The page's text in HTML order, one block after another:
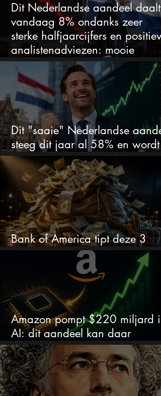
Dit Nederlandse aandeel daalt
vandaag 8% ondanks zeer
sterke halfjaarcijfers en positieve
analistenadviezen: mooie
koopkans?
Dit "saaie" Nederlandse
steeg dit jaar al 58% en wordt
volgens analisten onderschat
Bank of America tipt deze 3
chipaandelen
Amazon pompt $220 miljard in
AI: dit aandeel kan daar
explosief van profiteren